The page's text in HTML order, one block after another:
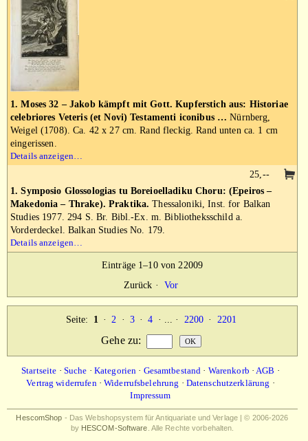
1. Moses 32 – Jakob kämpft mit Gott. Kupferstich aus: Historiae
celebriores Veteris (et Novi) Testamenti iconibus … Nürnberg,
Weigel (1708). Ca. 42 x 27 cm. Rand fleckig. Rand unten ca. 1 cm
eingerissen.
Details anzeigen…
1. Symposio Glossologias tu Boreioelladiku Choru: (Epeiros –
Makedonia – Thrake). Praktika. Thessaloniki, Inst. for Balkan
Studies 1977. 294 S. Br. Bibl.-Ex. m. Bibliotheksschild a.
Vorderdeckel. Balkan Studies No. 179.
Details anzeigen…
25,--
Einträge 1–10 von 22009
Zurück · Vor
Seite: 1 · 2 · 3 · 4 · ... · 2200 · 2201
Gehe zu:
Startseite · Suche · Kategorien · Gesamtbestand · Warenkorb ·AGB ·
Vertrag widerrufen·Widerrufsbelehrung · Datenschutzerklärung ·
Impressum
HescomShop - Das Webshopsystem für Antiquariate und Verlage | © 2006-2026
by HESCOM-Software . Alle Rechte vorbehalten.